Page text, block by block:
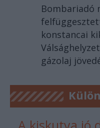
Bombariadó
konstancai
gázolaj